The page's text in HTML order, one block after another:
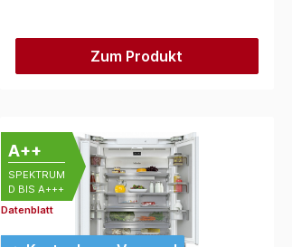
Zum Produkt
A++
SPEKTRUM
D BIS A+++
Datenblatt